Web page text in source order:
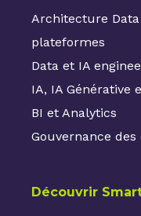
Architecture
plateformes
Data et IA
IA, IA Générative
BI et Analytics
Gouvernance des
Découvrir